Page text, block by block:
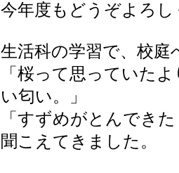
今年度もどうぞよろ
生活科の学習で、校
「桜って思っていた
い匂い。」
「すずめがとんでき
聞こえてきました。